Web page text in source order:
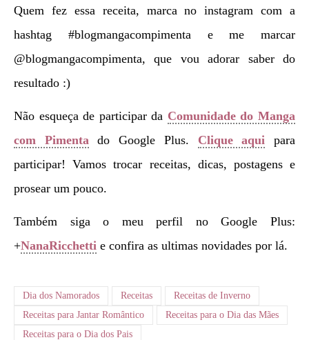
Quem fez essa receita, marca no instagram com a
hashtag #blogmangacompimenta e me marcar
@blogmangacompimenta, que vou adorar saber do
resultado :)
Não esqueça de participar da Comunidade do Manga
com Pimenta do Google Plus. Clique aqui para
participar! Vamos trocar receitas, dicas, postagens e
prosear um pouco.
Também siga o meu perfil no Google Plus:
+NanaRicchetti e confira as ultimas novidades por lá.
Dia dos Namorados Receitas
Receitas de Inverno
Receitas para Jantar Romântico
Receitas para o Dia das Mães
Receitas para o Dia dos Pais